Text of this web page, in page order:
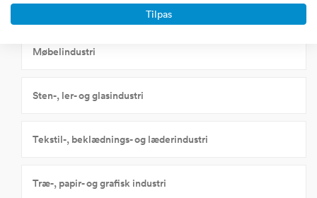
Mineralolie- og kemisk industri
Møbelindustri
Sten-, ler- og glasindustri
Tekstil-, beklædnings- og læderindustri
Træ-, papir- og grafisk industri
Tilpas